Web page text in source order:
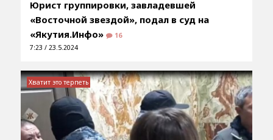
Юрист группировки, завладевшей
«Восточной звездой», подал в суд на
«Якутия.Инфо»
16
7:23 / 23.5.2024
Хватит это терпеть